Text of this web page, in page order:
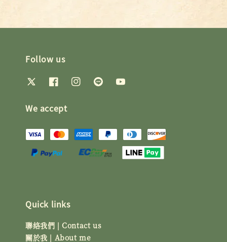
Follow us
We accept
Quick links
聯絡我們 | Contact us
關於我 | About me